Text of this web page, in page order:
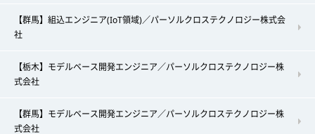
【群馬】組込エンジニア(IoT領域)／パーソルクロステクノロジー株式会
社
【栃木】モデルベース開発エンジニア／パーソルクロステクノロジー株
式会社
【群馬】モデルベース開発エンジニア／パーソルクロステクノロジー株
式会社